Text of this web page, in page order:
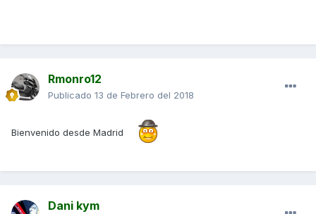
Rmonro12
Publicado 13 de Febrero del 2018
Bienvenido desde Madrid
Dani kym